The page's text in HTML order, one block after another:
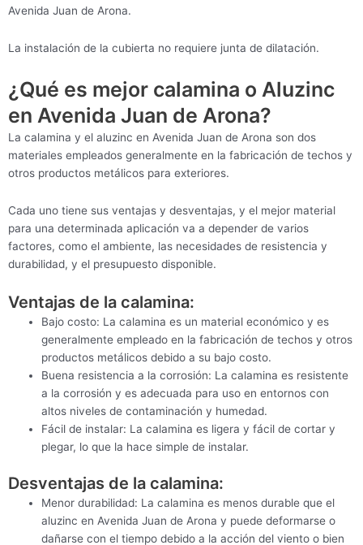
Avenida Juan de Arona.
La instalación de la cubierta no requiere junta de dilatación.
¿Qué es mejor calamina o Aluzinc
en Avenida Juan de Arona?
La calamina y el aluzinc en Avenida Juan de Arona son dos
materiales empleados generalmente en la fabricación de techos y
otros productos metálicos para exteriores.
Cada uno tiene sus ventajas y desventajas, y el mejor material
para una determinada aplicación va a depender de varios
factores, como el ambiente, las necesidades de resistencia y
durabilidad, y el presupuesto disponible.
Ventajas de la calamina:
Bajo costo: La calamina es un material económico y es
generalmente empleado en la fabricación de techos y otros
productos metálicos debido a su bajo costo.
Buena resistencia a la corrosión: La calamina es resistente
a la corrosión y es adecuada para uso en entornos con
altos niveles de contaminación y humedad.
Fácil de instalar: La calamina es ligera y fácil de cortar y
plegar, lo que la hace simple de instalar.
Desventajas de la calamina:
Menor durabilidad: La calamina es menos durable que el
aluzinc en Avenida Juan de Arona y puede deformarse o
dañarse con el tiempo debido a la acción del viento o bien